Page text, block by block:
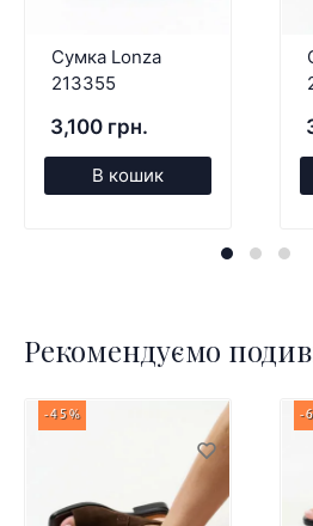
Сумка Lonza
213355
3,100 грн.
В кошик
Рекомендуємо
-45% -